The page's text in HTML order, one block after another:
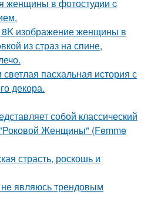
женщины в фотостудии c
8K изображение женщины в
из страз на спине,
пасхальная история с
декора.
собой классический
"Роковой Женщины" (Femme
страсть, роскошь и
являюсь трендовым